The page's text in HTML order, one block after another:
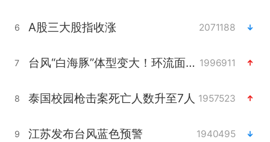
6 A股三大股指收涨 2071188
7 台风“白海豚”体型变大！环流面积接近13个浙江那么大 1996911
8 泰国校园枪击案死亡人数升至7人 1957523
9 江苏发布台风蓝色预警 1940495